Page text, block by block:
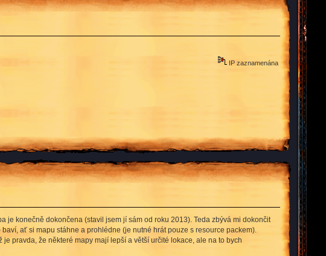
IP zaznamenána
je konečně dokončena (stavil jsem jí sám od roku 2013). Teda zbývá mi dokončit
ať si mapu stáhne a prohlédne (je nutné hrát pouze s resource packem).
pravda, že některé mapy mají lepší a větší určité lokace, ale na to bych